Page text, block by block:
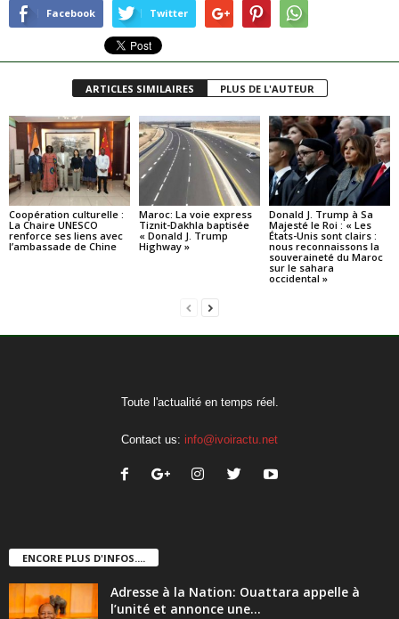
Facebook Twitter
ARTICLES SIMILAIRES PLUS DE L'AUTEUR
Coopération culturelle :
La Chaire UNESCO
renforce ses liens avec
l’ambassade de Chine
Maroc: La voie express
Tiznit-Dakhla baptisée
« Donald J. Trump
Highway »
Donald J. Trump à Sa
Majesté le Roi : « Les
États-Unis sont clairs :
nous reconnaissons la
souveraineté du Maroc
sur le sahara
occidental »
Toute l'actualité en temps réel.
Contact us: info@ivoiractu.net
ENCORE PLUS D'INFOS....
Adresse à la Nation: Ouattara appelle à
l’unité et annonce une...